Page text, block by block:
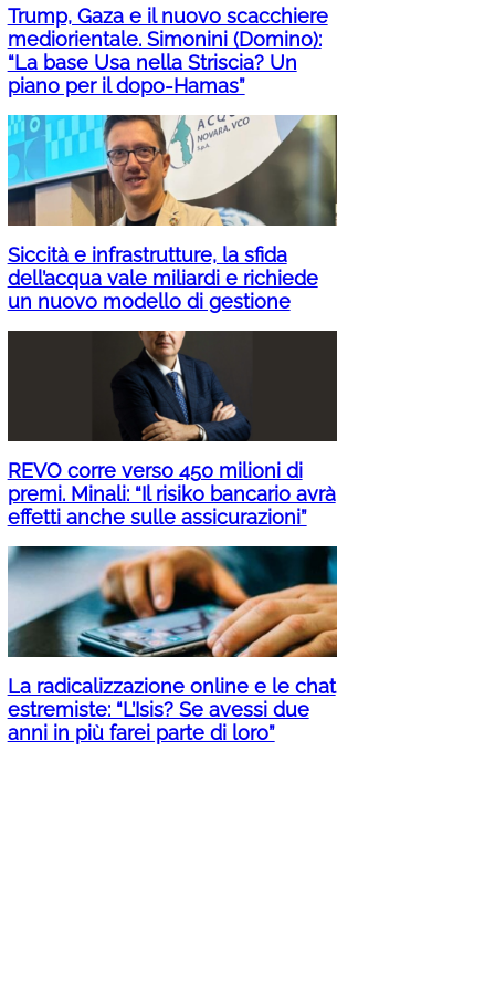
Trump, Gaza e il nuovo scacchiere
mediorientale. Simonini (Domino):
“La base Usa nella Striscia? Un
piano per il dopo-Hamas”
Siccità e infrastrutture, la sfida
dell’acqua vale miliardi e richiede
un nuovo modello di gestione
REVO corre verso 450 milioni di
premi. Minali: “Il risiko bancario avrà
effetti anche sulle assicurazioni”
La radicalizzazione online e le chat
estremiste: “L’Isis? Se avessi due
anni in più farei parte di loro”